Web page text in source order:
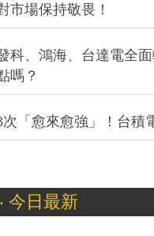
市場保持敬畏！
科、鴻海、台達電全
嗎？
「愈來愈強」！台積
今日最新